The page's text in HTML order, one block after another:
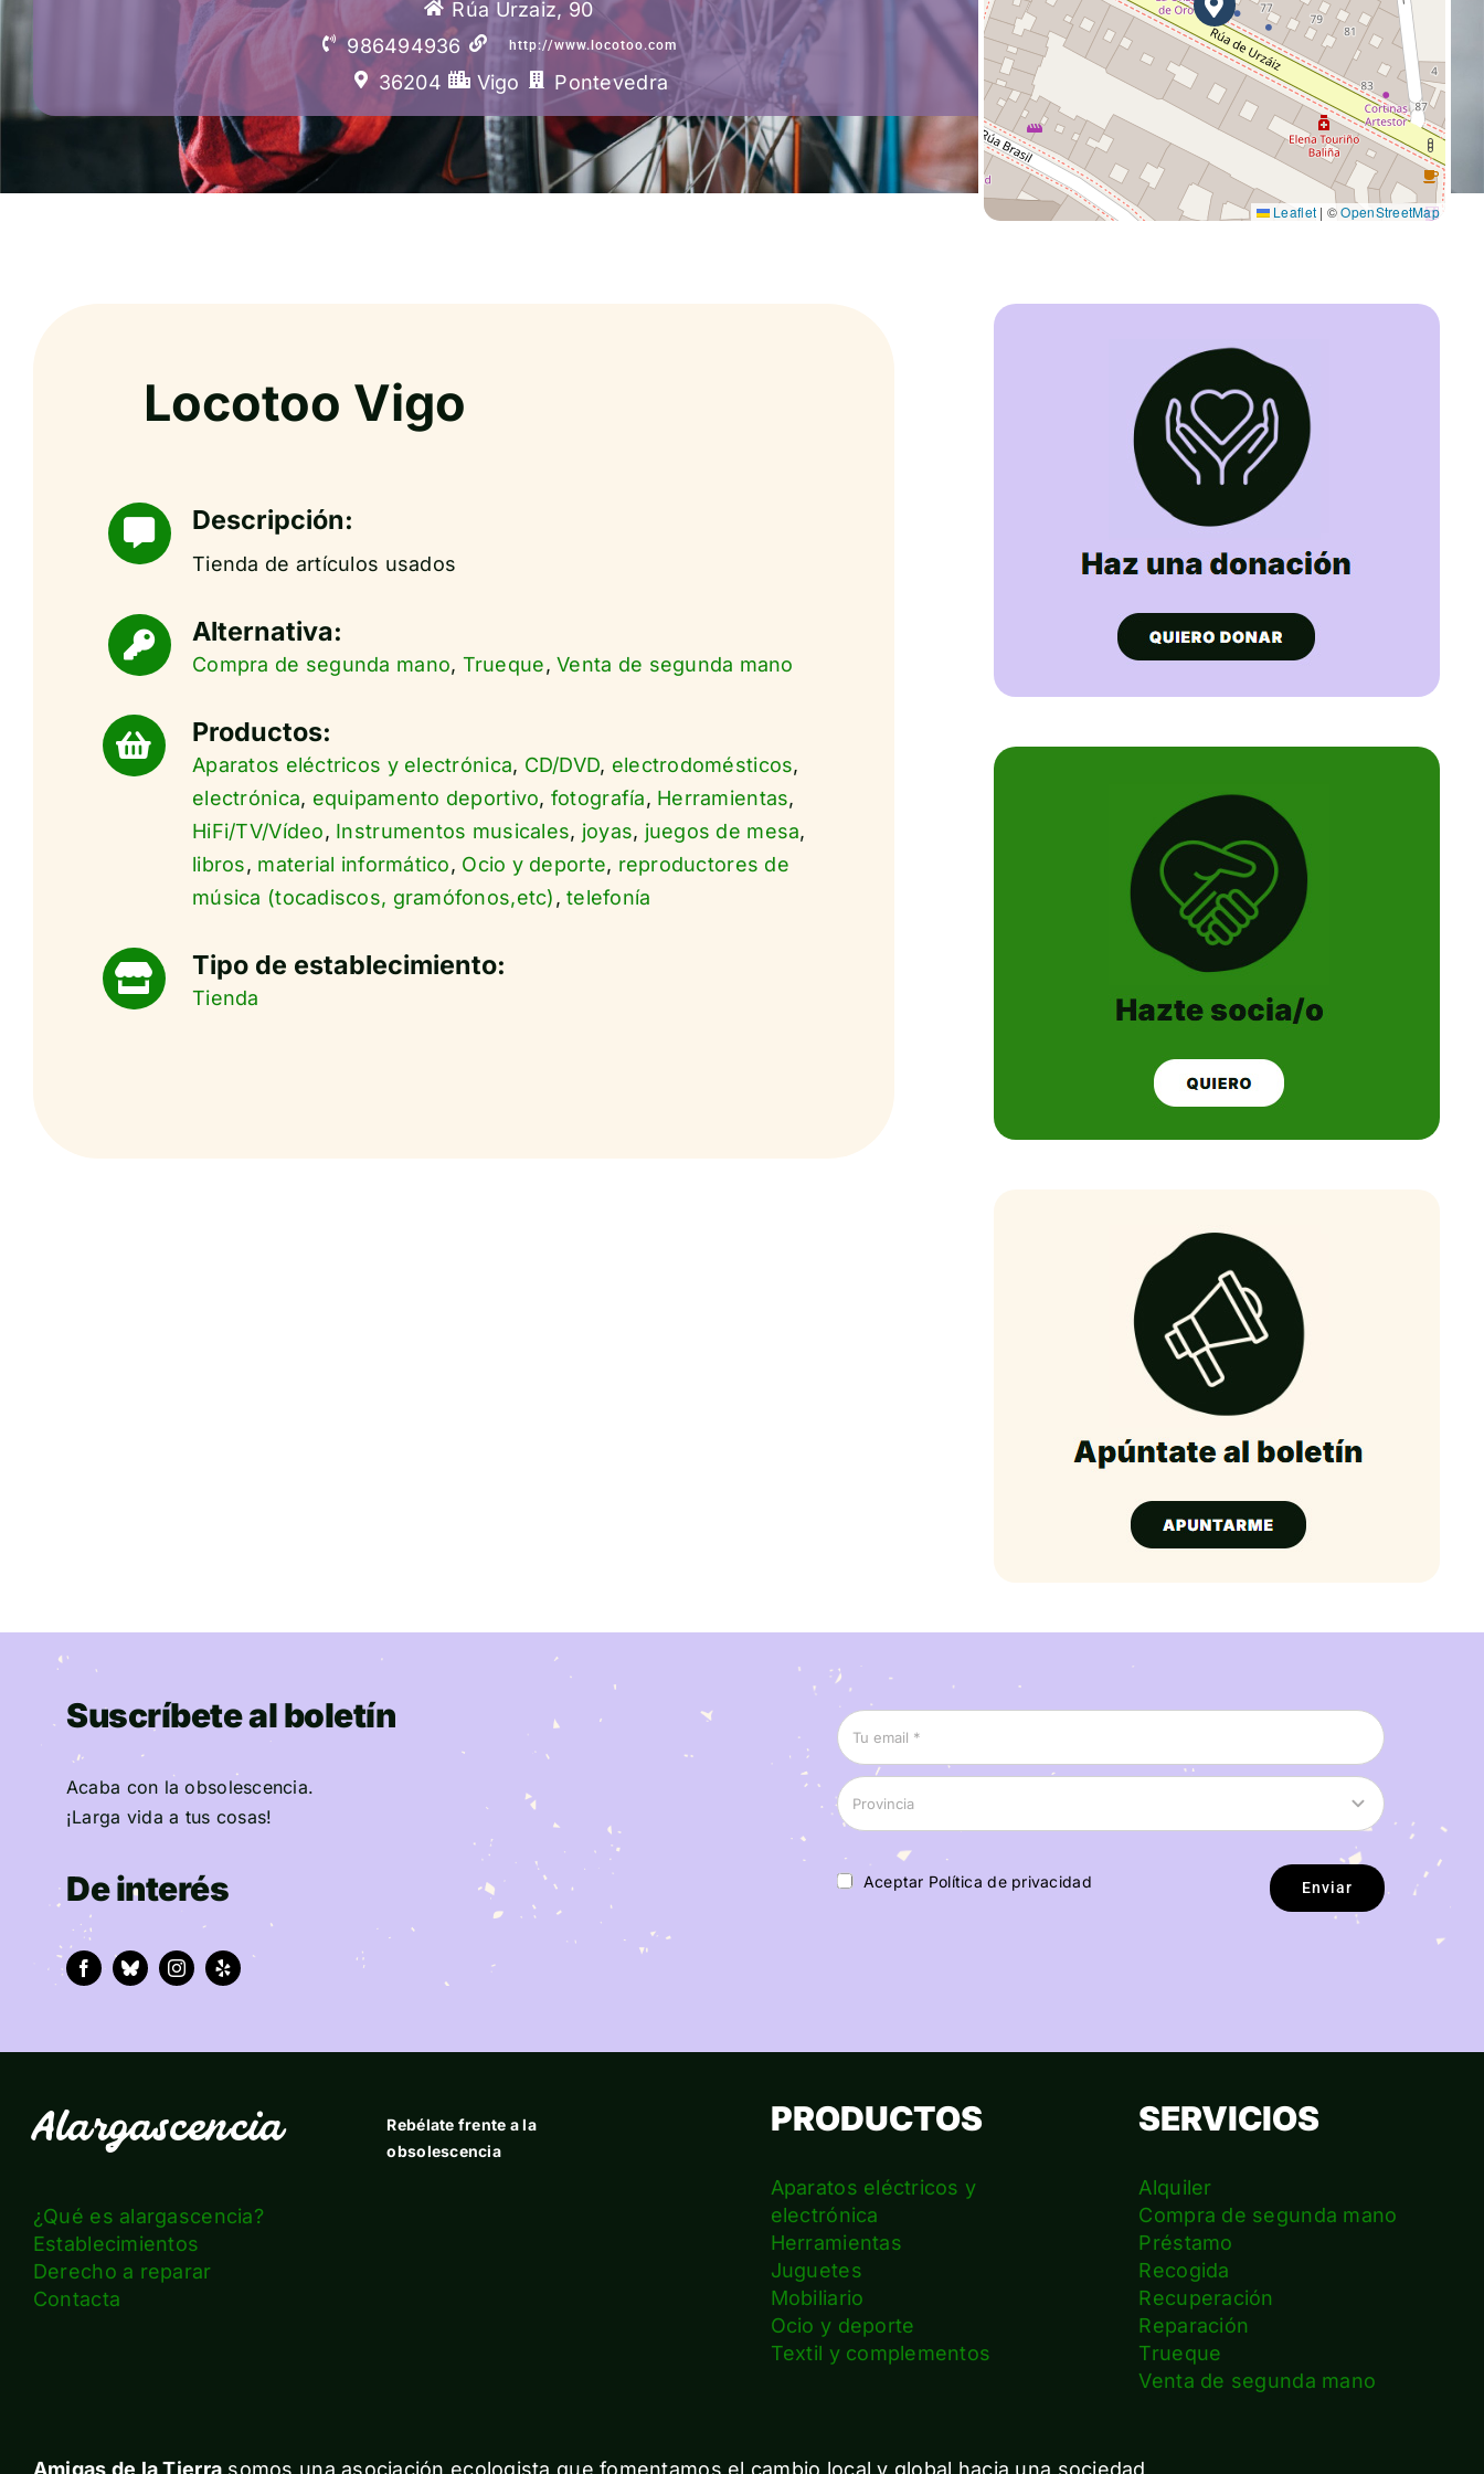
Rúa Urzaiz, 90
986494936
http://www.locotoo.com
36204 Vigo Pontevedra
Leaflet | ©OpenStreetMap
Locotoo Vigo
Descripción:
Tienda de artículos usados
Alternativa:
Compra de segunda mano, Trueque,Venta de segunda mano
Productos:
Aparatos eléctricos y electrónica, CD/DVD, electrodomésticos,
electrónica, equipamento deportivo, fotografía, Herramientas,
HiFi/TV/Vídeo, Instrumentos musicales, joyas, juegos de mesa,
libros, material informático, Ocio y deporte, reproductores de
música (tocadiscos, gramófonos,etc),telefonía
Tipo de establecimiento:
Tienda
Suscríbete al boletín
Acaba con la obsolescencia.
¡Larga vida a tus cosas!
De interés Aceptar Política de privacidad Enviar
Alargascencia
Rebélate frente a la
obsolescencia
¿Qué es alargascencia?
Establecimientos
Derecho a reparar
Contacta
PRODUCTOS
Aparatos eléctricos y
electrónica
Herramientas
Juguetes
Mobiliario
Ocio y deporte
Textil y complementos
SERVICIOS
Alquiler
Compra de segunda mano
Préstamo
Recogida
Recuperación
Reparación
Trueque
Venta de segunda mano
Amigas de la Tierra somos una asociación ecologista que fomentamos el cambio local y global hacia una sociedad